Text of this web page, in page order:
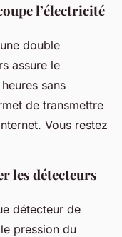
l’électricité
double
assure le
sans
de transmettre
Vous restez
les détecteurs
détecteur de
pression du